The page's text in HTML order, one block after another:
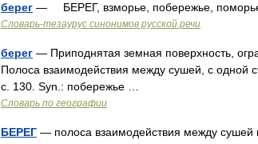
берег — БЕРЕГ, взморье, побережье, поморье,
Словарь-тезаурус синонимов русской речи
берег — Приподнятая земная поверхность,
Полоса взаимодействия между сушей, с одной
с. 130. Syn.: побережье …
Словарь по географии
БЕРЕГ — полоса взаимодействия между